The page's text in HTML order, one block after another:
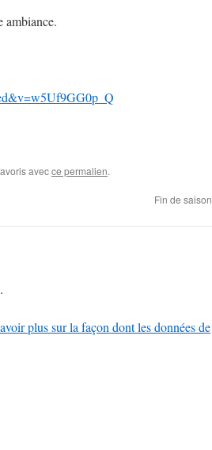
ambiance.
avecce permalien.
Fin de saison
plus sur la façon dont les données de